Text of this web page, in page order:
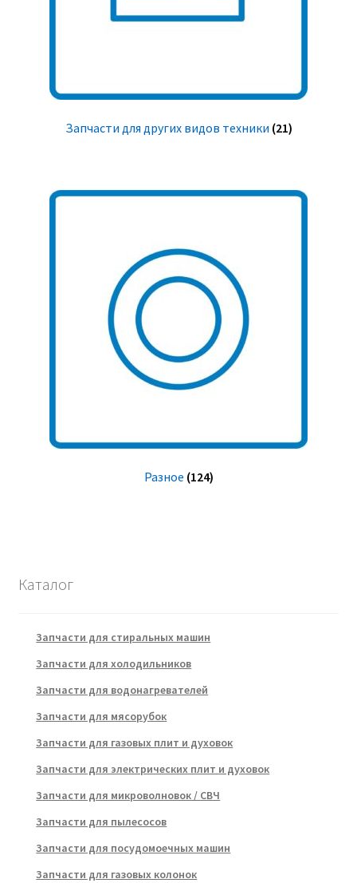
Запчасти для других видов техники (21)
Разное (124)
Каталог
Запчасти для стиральных машин
Запчасти для холодильников
Запчасти для водонагревателей
Запчасти для мясорубок
Запчасти для газовых плит и духовок
Запчасти для электрических плит и духовок
Запчасти для микроволновок / СВЧ
Запчасти для пылесосов
Запчасти для посудомоечных машин
Запчасти для газовых колонок